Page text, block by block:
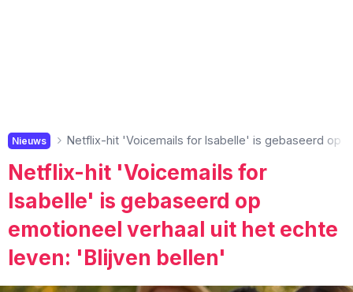
Nieuws Netflix-hit 'Voicemails for Isabelle' is gebaseerd op
Netflix-hit 'Voicemails for
Isabelle' is gebaseerd op
emotioneel verhaal uit het echte
leven: 'Blijven bellen'